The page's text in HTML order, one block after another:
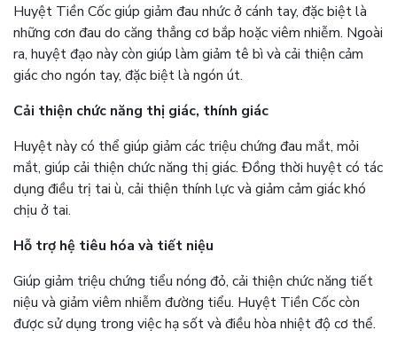
Huyệt Tiền Cốc giúp giảm đau nhức ở cánh tay, đặc biệt là
những cơn đau do căng thẳng cơ bắp hoặc viêm nhiễm. Ngoài
ra, huyệt đạo này còn giúp làm giảm tê bì và cải thiện cảm
giác cho ngón tay, đặc biệt là ngón út​.
Cải thiện chức năng thị giác, thính giác
Huyệt này có thể giúp giảm các triệu chứng đau mắt, mỏi
mắt, giúp cải thiện chức năng thị giác. Đồng thời huyệt có tác
dụng điều trị tai ù, cải thiện thính lực và giảm cảm giác khó
chịu ở tai​.
Hỗ trợ hệ tiêu hóa và tiết niệu
Giúp giảm triệu chứng tiểu nóng đỏ, cải thiện chức năng tiết
niệu và giảm viêm nhiễm đường tiểu. Huyệt Tiền Cốc còn
được sử dụng trong việc hạ sốt và điều hòa nhiệt độ cơ thể.